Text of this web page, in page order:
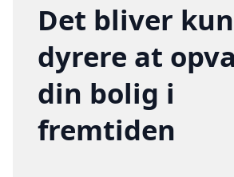
Det bliver kun
dyrere at
din bolig i
fremtiden